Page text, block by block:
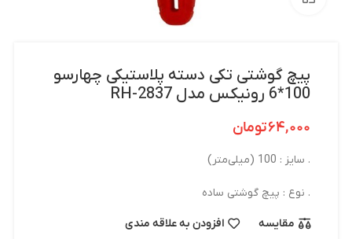
پیچ گوشتی تکی دسته پلاستیکی چهارسو
100*6 رونیکس مدل RH-2837
۶۴,۰۰۰تومان
. سایز : 100 (میلی‌متر)
. نوع : پیچ گوشتی ساده
مقایسه افزودن به علاقه مندی